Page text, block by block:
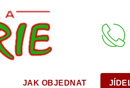
JAK OBJEDNAT